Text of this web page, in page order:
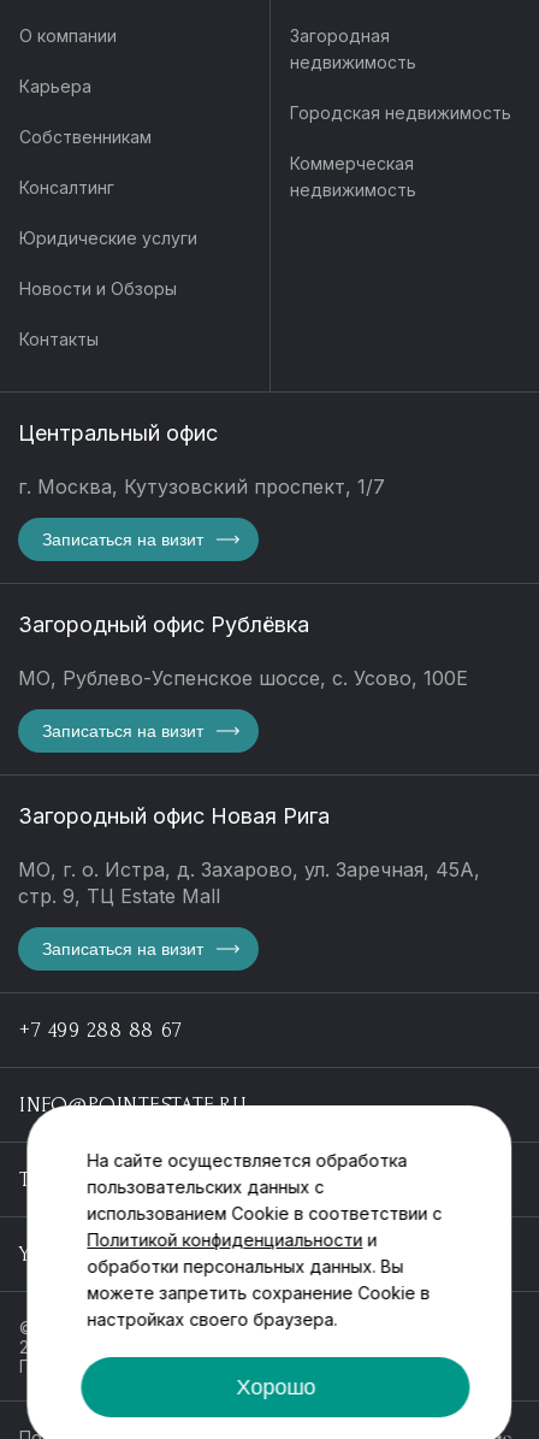
О компании
Карьера
Собственникам
Консалтинг
Юридические услуги
Новости и Обзоры
Контакты
Загородная
недвижимость
Городская недвижимость
Коммерческая
недвижимость
Центральный офис
г. Москва, Кутузовский проспект, 1/7
Записаться на визит
Загородный офис Рублёвка
МО, Рублево-Успенское шоссе, с. Усово, 100Е
Записаться на визит
Загородный офис Новая Рига
МО, г. о. Истра, д. Захарово, ул. Заречная, 45А,
стр. 9, ТЦ Estate Mall
Записаться на визит
+7 499 288 88 67
INFO@POINTESTATE.RU
TELEGRAM
YOUTUBE
© ООО «Пойнт эстейт», ИНН 55546464612,
2013-2025
Политика обработки персональных данных
На сайте осуществляется обработка
пользовательских данных с
использованием Cookie в соответствии с
Политикой конфиденциальности и
обработки персональных данных. Вы
можете запретить сохранение Cookie в
настройках своего браузера.
Хорошо